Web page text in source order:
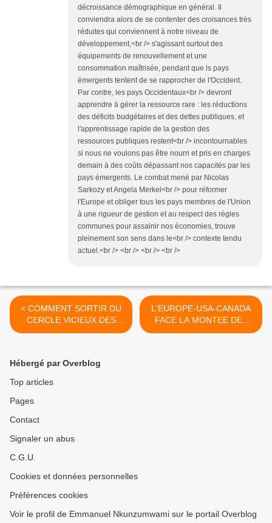
décroissance démographique en général. Il
conviendra alors de se contenter des croisances très
réduites qui conviennent à notre niveau de
développement,<br /> s'agissant surtout des
équipements de renouvellement et une
consommation maîtrisée, pendant que ls pays
émergents tentent de se rapprocher de l'Occident.
Par contre, les pays Occidentaux<br /> devront
apprendre à gérer la ressource rare : les réductions
des déficits budgétaires et des dettes publiques, et
l'apprentissage rapide de la gestion des
ressources publiques restent<br /> incontournables
si nous ne voulons pas être nourri et pris en charges
demain à des coûts dépassant nos capacités par les
pays émergents. Le combat mené par Nicolas
Sarkozy et Angela Merkel<br /> pour réformer
l'Europe et obliger tous les pays membres de l'Union
à une rigueur de gestion et au respect des règles
communes pour assainir nos économies, trouve
pleinement son sens dans le<br /> contexte tendu
actuel.<br /> <br /> <br /> <br />
< COMMENT SORTIR DU
CERCLE VICIEUX DES
DEFICITS BUDGETAIRES
L'EUROPE-USA-CANADA
FACE LA MONTEE DES
PAYS EMERGENTS DANS
Hébergé par Overblog
Top articles
Pages
Contact
Signaler un abus
C.G.U.
Cookies et données personnelles
Préférences cookies
Voir le profil de Emmanuel Nkunzumwami sur le portail Overblog